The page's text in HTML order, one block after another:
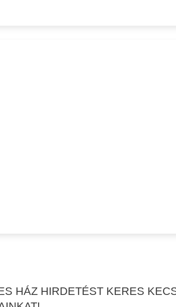
HÁZ HIRDETÉST KERES